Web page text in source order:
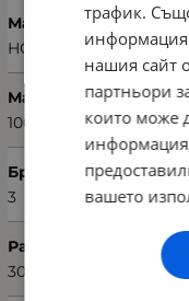
Марка
HOBBY
Материал
100% памук
Брой части
3
Размери хавлия (Ш х
30 х 50 см; 50 х 90 см;
трафик.
информация
нашия сайт
партньори
които може
вашето